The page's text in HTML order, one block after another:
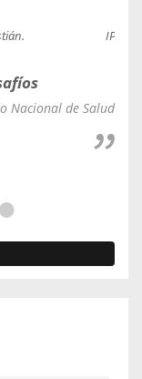
Nacional de Salud